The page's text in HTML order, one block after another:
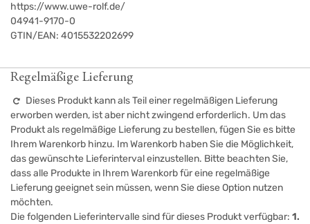
https://www.uwe-rolf.de/
04941-9170-0
GTIN/EAN: 4015532202699
Regelmäßige Lieferung
Dieses Produkt kann als Teil einer regelmäßigen Lieferung
erworben werden, ist aber nicht zwingend erforderlich. Um das
Produkt als regelmäßige Lieferung zu bestellen, fügen Sie es bitte
Ihrem Warenkorb hinzu. Im Warenkorb haben Sie die Möglichkeit,
das gewünschte Lieferinterval einzustellen. Bitte beachten Sie,
dass alle Produkte in Ihrem Warenkorb für eine regelmäßige
Lieferung geeignet sein müssen, wenn Sie diese Option nutzen
möchten.
Die folgenden Lieferintervalle sind für dieses Produkt verfügbar: 1.